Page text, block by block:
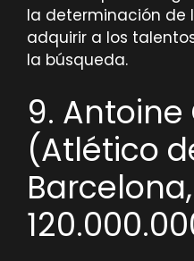
la determinación de
adquirir a los
la búsqueda.
9.
(Atlético